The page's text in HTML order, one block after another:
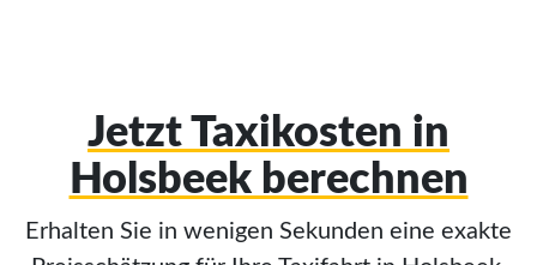
Jetzt Taxikosten in
Holsbeek berechnen
Erhalten Sie in wenigen Sekunden eine exakte